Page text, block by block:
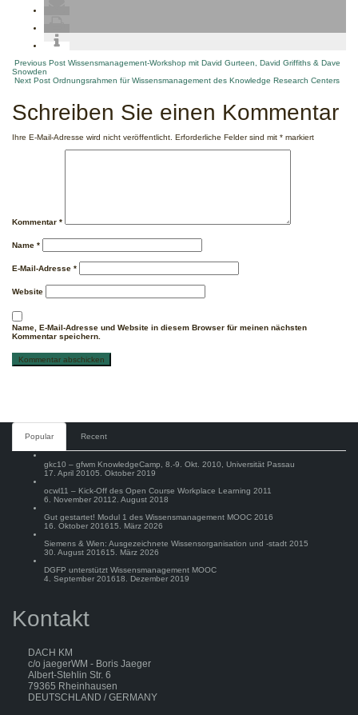
Post
navigation
Previous Post Wissensmanagement-Workshop mit David Gurteen, David Griffiths & Dave
Snowden
Next Post Ordnungsrahmen für Wissensmanagement des Knowledge Research Centers
Schreiben Sie einen Kommentar
Ihre E-Mail-Adresse wird nicht veröffentlicht. Erforderliche Felder sind mit * markiert
Kommentar *
Name *
E-Mail-Adresse *
Website
Name, E-Mail-Adresse und Website in diesem Browser für meinen nächsten
Kommentar speichern.
Popular Recent
gkc10 – gfwm KnowledgeCamp, 8.-9. Okt. 2010, Universität Passau
17. April 20105. Oktober 2019
ocwl11 – Kick-Off des Open Course Workplace Learning 2011
6. November 20112. August 2018
Gut gestartet! Modul 1 des Wissensmanagement MOOC 2016
16. Oktober 201615. März 2026
Siemens & Wien: Ausgezeichnete Wissensorganisation und -stadt 2015
30. August 201615. März 2026
DGFP unterstützt Wissensmanagement MOOC
4. September 201618. Dezember 2019
Kontakt
DACH KM
c/o jaegerWM - Boris Jaeger
Albert-Stehlin Str. 6
79365 Rheinhausen
DEUTSCHLAND / GERMANY